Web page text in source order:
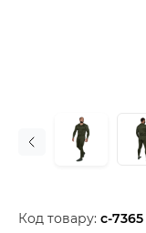
Код товару: c-7365